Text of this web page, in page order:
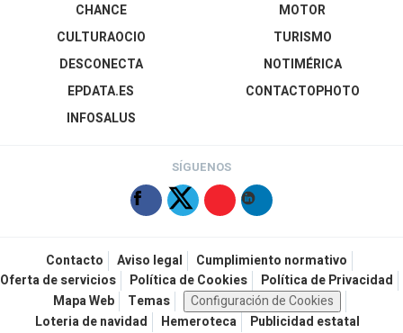
CHANCE
CULTURAOCIO
DESCONECTA
EPDATA.ES
INFOSALUS
MOTOR
TURISMO
NOTIMÉRICA
CONTACTOPHOTO
SÍGUENOS
Contacto Aviso legal
Cumplimiento normativo
Oferta de servicios
Política de Cookies
Política de Privacidad
Mapa Web
Temas
Configuración de Cookies
Loteria de navidad
Hemeroteca Publicidad estatal